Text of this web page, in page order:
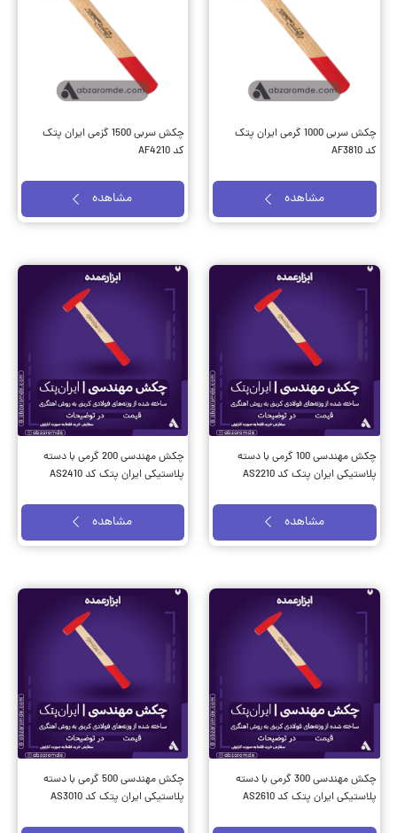
چکش سربی 1000 گرمی ایران پتک
کد AF3810
مشاهده
چکش سربی 1500 گزمی ایران پتک
کد AF4210
مشاهده
چکش مهندسی 100 گرمی با دسته
پلاستیکی ایران پتک کد AS2210
مشاهده
چکش مهندسی 200 گرمی با دسته
پلاستیکی ایران پتک کد AS2410
مشاهده
چکش مهندسی 300 گرمی با دسته
پلاستیکی ایران پتک کد AS2610
چکش مهندسی 500 گرمی با دسته
پلاستیکی ایران پتک کد AS3010